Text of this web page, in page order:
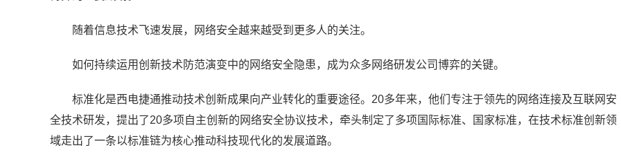
随着信息技术飞速发展，网络安全越来越受到更多人的关注。
如何持续运用创新技术防范演变中的网络安全隐患，成为众多网络研发公司博弈的关键。
标准化是西电捷通推动技术创新成果向产业转化的重要途径。20多年来，他们专注于领先的网络连接及互联网安
全技术研发，提出了20多项自主创新的网络安全协议技术，牵头制定了多项国际标准、国家标准，在技术标准创新领
域走出了一条以标准链为核心推动科技现代化的发展道路。